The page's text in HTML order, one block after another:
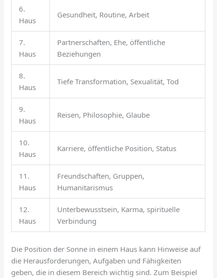
6.
Haus
Gesundheit, Routine, Arbeit
7.
Haus
Partnerschaften, Ehe, öffentliche
Beziehungen
8.
Haus
Tiefe Transformation, Sexualität, Tod
9.
Haus
Reisen, Philosophie, Glaube
10.
Haus
Karriere, öffentliche Position, Status
11.
Haus
Freundschaften, Gruppen,
Humanitarismus
12.
Haus
Unterbewusstsein, Karma, spirituelle
Verbindung
Die Position der Sonne in einem Haus kann Hinweise auf
die Herausforderungen, Aufgaben und Fähigkeiten
geben, die in diesem Bereich wichtig sind. Zum Beispiel